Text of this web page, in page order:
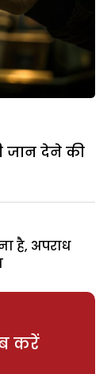
जान देने की
है, अपराध
करें